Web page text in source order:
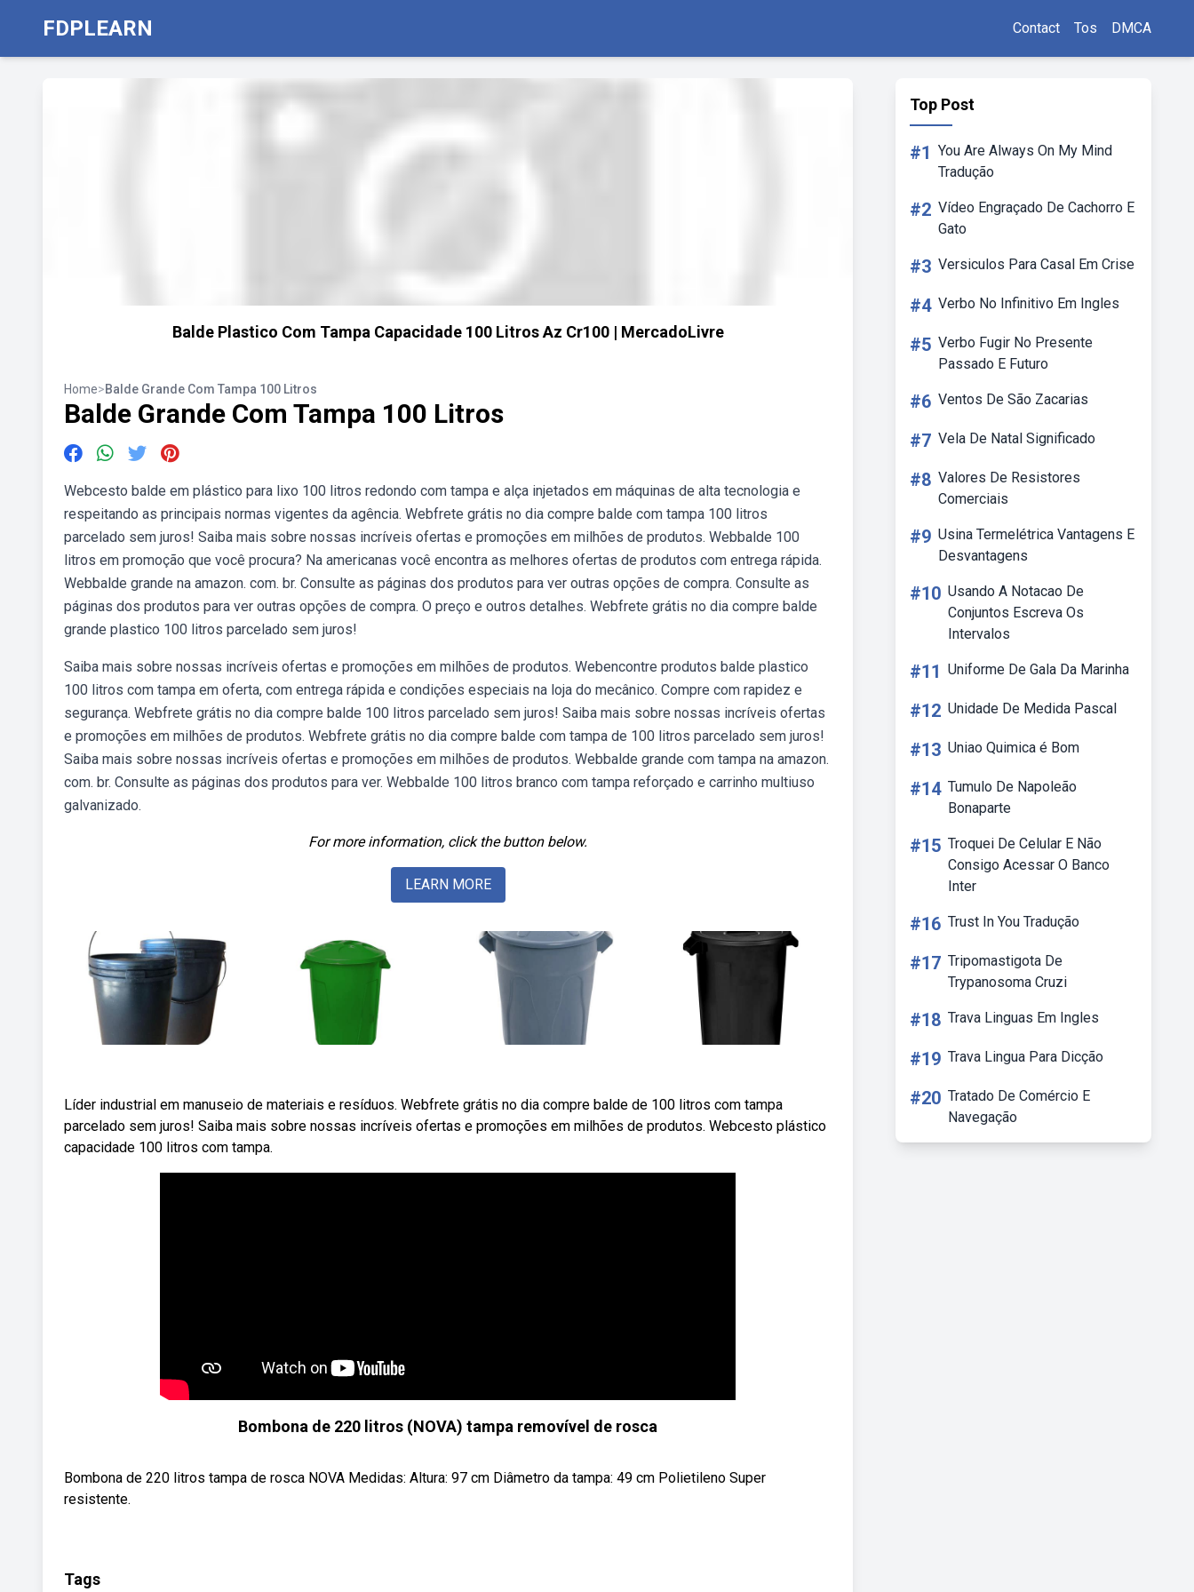
FDPLEARN Contact Tos DMCA
Balde Plastico Com Tampa Capacidade 100 Litros Az Cr100 | MercadoLivre
Home>Balde Grande Com Tampa 100 Litros
Balde Grande Com Tampa 100 Litros
Webcesto balde em plástico para lixo 100 litros redondo com tampa e alça injetados em máquinas de alta tecnologia e
respeitando as principais normas vigentes da agência. Webfrete grátis no dia compre balde com tampa 100 litros
parcelado sem juros! Saiba mais sobre nossas incríveis ofertas e promoções em milhões de produtos. Webbalde 100
litros em promoção que você procura? Na americanas você encontra as melhores ofertas de produtos com entrega rápida.
Webbalde grande na amazon. com. br. Consulte as páginas dos produtos para ver outras opções de compra. Consulte as
páginas dos produtos para ver outras opções de compra. O preço e outros detalhes. Webfrete grátis no dia compre balde
grande plastico 100 litros parcelado sem juros!
Saiba mais sobre nossas incríveis ofertas e promoções em milhões de produtos. Webencontre produtos balde plastico
100 litros com tampa em oferta, com entrega rápida e condições especiais na loja do mecânico. Compre com rapidez e
segurança. Webfrete grátis no dia compre balde 100 litros parcelado sem juros! Saiba mais sobre nossas incríveis ofertas
e promoções em milhões de produtos. Webfrete grátis no dia compre balde com tampa de 100 litros parcelado sem juros!
Saiba mais sobre nossas incríveis ofertas e promoções em milhões de produtos. Webbalde grande com tampa na amazon.
com. br. Consulte as páginas dos produtos para ver. Webbalde 100 litros branco com tampa reforçado e carrinho multiuso
galvanizado.
For more information, click the button below.
LEARN MORE
Líder industrial em manuseio de materiais e resíduos. Webfrete grátis no dia compre balde de 100 litros com tampa
parcelado sem juros! Saiba mais sobre nossas incríveis ofertas e promoções em milhões de produtos. Webcesto plástico
capacidade 100 litros com tampa.
Bombona de 220 litros (NOVA) tampa removível de rosca
Bombona de 220 litros tampa de rosca NOVA Medidas: Altura: 97 cm Diâmetro da tampa: 49 cm Polietileno Super
resistente.
Tags
Top Post
#1 You Are Always On My Mind
Tradução
#2 Vídeo Engraçado De Cachorro E
Gato
#3 Versiculos Para Casal Em Crise
#4 Verbo No Infinitivo Em Ingles
#5 Verbo Fugir No Presente
Passado E Futuro
#6 Ventos De São Zacarias
#7 Vela De Natal Significado
#8 Valores De Resistores
Comerciais
#9 Usina Termelétrica Vantagens E
Desvantagens
#10 Usando A Notacao De
Conjuntos Escreva Os
Intervalos
#11 Uniforme De Gala Da Marinha
#12 Unidade De Medida Pascal
#13 Uniao Quimica é Bom
#14 Tumulo De Napoleão
Bonaparte
#15 Troquei De Celular E Não
Consigo Acessar O Banco
Inter
#16 Trust In You Tradução
#17 Tripomastigota De
Trypanosoma Cruzi
#18 Trava Linguas Em Ingles
#19 Trava Lingua Para Dicção
#20 Tratado De Comércio E
Navegação